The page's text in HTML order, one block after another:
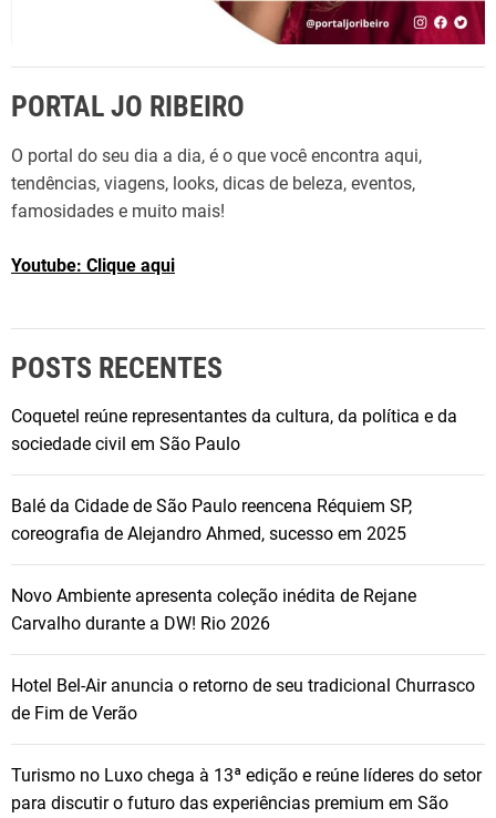
PORTAL JO RIBEIRO
O portal do seu dia a dia, é o que você encontra aqui,
tendências, viagens, looks, dicas de beleza, eventos,
famosidades e muito mais!
Youtube: Clique aqui
POSTS RECENTES
Coquetel reúne representantes da cultura, da política e da
sociedade civil em São Paulo
Balé da Cidade de São Paulo reencena Réquiem SP,
coreografia de Alejandro Ahmed, sucesso em 2025
Novo Ambiente apresenta coleção inédita de Rejane
Carvalho durante a DW! Rio 2026
Hotel Bel-Air anuncia o retorno de seu tradicional Churrasco
de Fim de Verão
Turismo no Luxo chega à 13ª edição e reúne líderes do setor
para discutir o futuro das experiências premium em São